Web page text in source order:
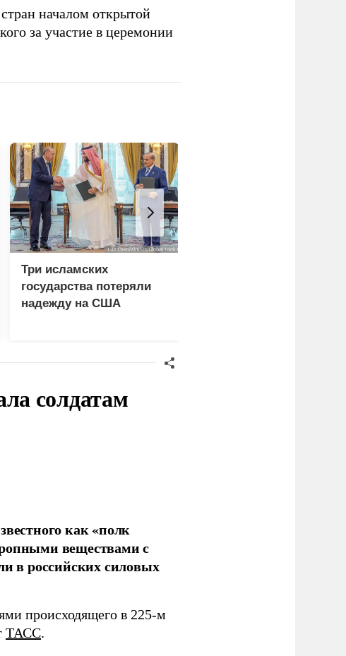
началом открытой
за участие в церемонии
Три исламских
государства потеряли
надежду на США
солдатам
как «полк
веществами с
в российских силовых
происходящего в 225-м
ТАСС.